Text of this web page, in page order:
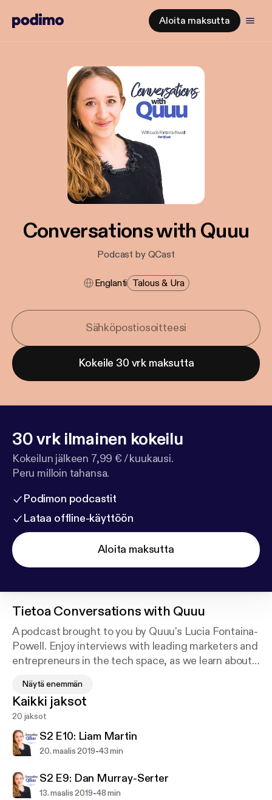
Aloita maksutta
Conversations with Quuu
Podcast by QCast
Englanti Talous & Ura
Kokeile 30 vrk maksutta
30 vrk ilmainen kokeilu
Kokeilun jälkeen 7,99 € / kuukausi.
Peru milloin tahansa.
Podimon podcastit
Lataa offline-käyttöön
Aloita maksutta
Tietoa Conversations with Quuu
A podcast brought to you by Quuu's Lucia Fontaina-
Powell. Enjoy interviews with leading marketers and
entrepreneurs in the tech space, as we learn about
for your own professional journey, as well as
genuinely effective, actionable advice to implement
in your business!
Näytä enemmän
Kaikki jaksot
20 jaksot
S2 E10: Liam Martin
20. maalis 2019-43 min
S2 E9: Dan Murray-Serter
13. maalis 2019-48 min